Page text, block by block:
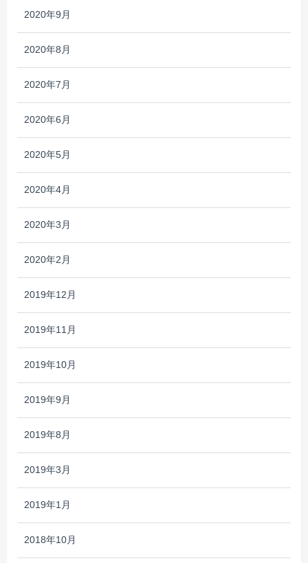
2020年9月
2020年8月
2020年7月
2020年6月
2020年5月
2020年4月
2020年3月
2020年2月
2019年12月
2019年11月
2019年10月
2019年9月
2019年8月
2019年3月
2019年1月
2018年10月